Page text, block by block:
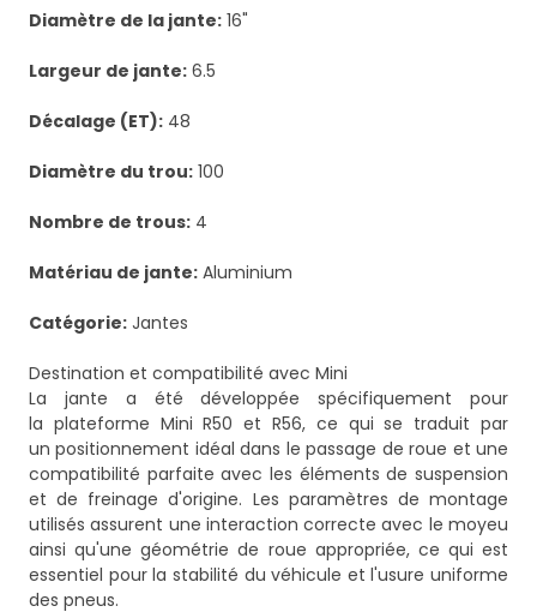
Diamètre de la jante: 16"
Largeur de jante: 6.5
Décalage (ET): 48
Diamètre du trou: 100
Nombre de trous: 4
Matériau de jante: Aluminium
Catégorie: Jantes
Destination et compatibilité avec Mini
La jante a été développée spécifiquement pour
la plateforme Mini R50 et R56, ce qui se traduit par
un positionnement idéal dans le passage de roue et une
compatibilité parfaite avec les éléments de suspension
et de freinage d'origine. Les paramètres de montage
utilisés assurent une interaction correcte avec le moyeu
ainsi qu'une géométrie de roue appropriée, ce qui est
essentiel pour la stabilité du véhicule et l'usure uniforme
des pneus.